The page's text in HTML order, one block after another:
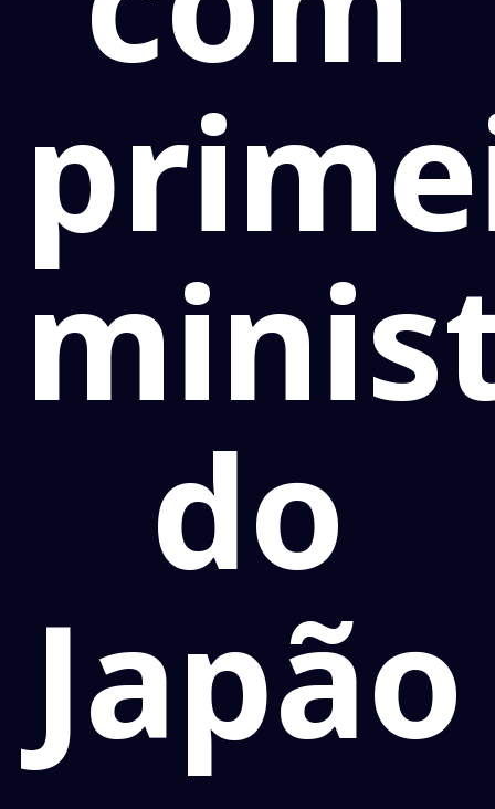
do
Japão